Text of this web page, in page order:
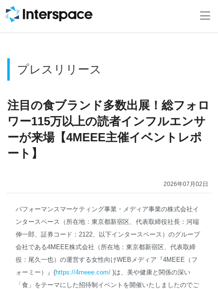
ホーム
事業内容
ニュース
IR情報
お問い合わせ
English
プレスリリース
注目の食ブランド多数出展！総フォロ
ワー115万以上の読者インフルエンサ
ーが来場【4MEEE主催イベントレポ
ート】
2026年07月02日
パフォーマンスマーケティング事業・メディア事業の株式会社イ
ンタースペース（所在地：東京都新宿区、代表取締役社長：河端
伸一郎、証券コード：2122、以下インタースペース）のグループ
会社である4MEEE株式会社（所在地：東京都新宿区、代表取締
役：尾久一也）の運営する女性向けWEBメディア『4MEEE（フ
ォーミー）』(https://4meee.com/)は、美や健康と関係の深い
「食」をテーマにした招待制イベントを開催いたしましたのでご